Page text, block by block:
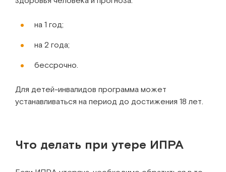
на 1 год;
на 2 года;
бессрочно.
Для детей-инвалидов программа может
устанавливаться на период до достижения 18 лет.
Что делать при утере ИПРА